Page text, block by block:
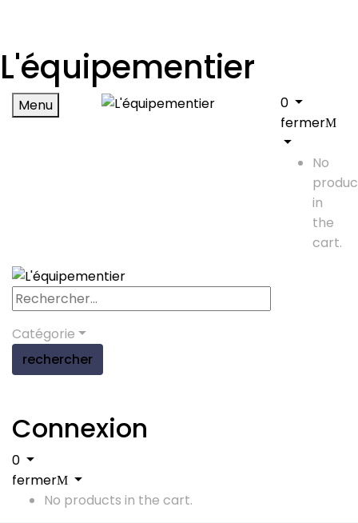
L'équipementier
Menu
0
fermer
No
in
the
cart.
Catégorie
rechercher
Connexion
0
fermer
No products in the cart.